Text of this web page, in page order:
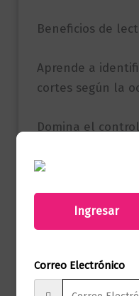
Beneficios de
Aprende a
cortes según la
Domina el
Referencia
(ISBN)
Páginas
Ingresar
Correo Electrónico